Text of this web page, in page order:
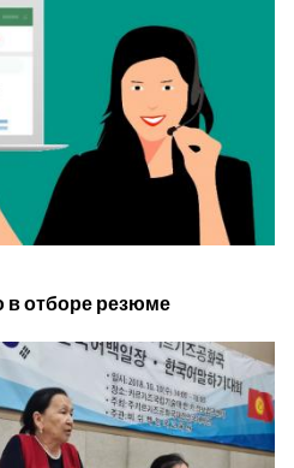
в отборе резюме